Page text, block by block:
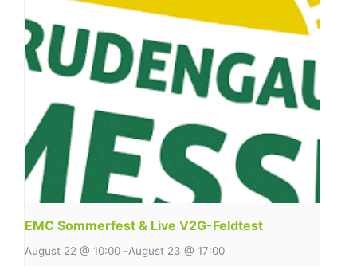
EMC Sommerfest & Live V2G-Feldtest
August 22 @ 10:00 -August 23 @ 17:00